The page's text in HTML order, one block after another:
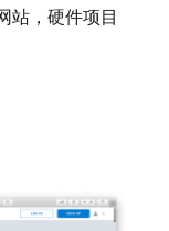
站，硬件项目